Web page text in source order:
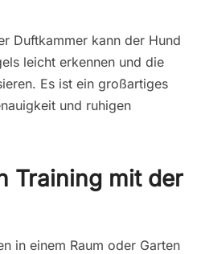
Duftkammer kann der Hund
leicht erkennen und die
Es ist ein großartiges
und ruhigen
Training mit der
in einem Raum oder Garten